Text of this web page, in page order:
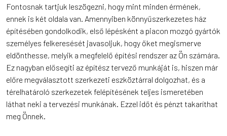
Fontosnak tartjuk leszögezni, hogy mint minden érmének,
ennek is két oldala van. Amennyiben könnyűszerkezetes ház
építésében gondolkodik, első lépésként a piacon mozgó gyártók
személyes felkeresését javasoljuk, hogy őket megismerve
eldönthesse, melyik a megfelelő építési rendszer az Ön számára.
Ez nagyban elősegíti az építész tervező munkáját is, hiszen már
előre megválasztott szerkezeti eszköztárral dolgozhat, és a
térelhatároló szerkezetek felépítésének teljes ismeretében
láthat neki a tervezési munkának. Ezzel időt és pénzt takaríthat
meg Önnek.